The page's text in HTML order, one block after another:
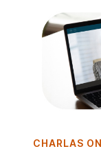
CHARLAS